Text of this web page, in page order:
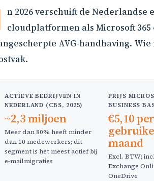
n 2026 verschuift de
cloudplatformen als Microsoft
AVG-handhaving.
ACTIEVE BEDRIJVEN IN
NEDERLAND (CBS, 2025)
~2,3 miljoen
Meer dan 80% heeft minder
dan 10 medewerkers; dit
segment is het meest actief bij
e-mailmigraties
PRIJS
BUSINESS
€5,10 per
maand
Excl. BTW;
Exchange
OneDrive